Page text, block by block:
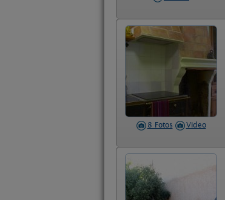
8 Fotos Video